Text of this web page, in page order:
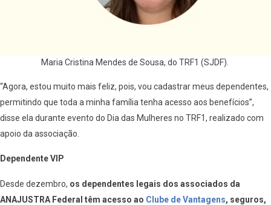
Maria Cristina Mendes de Sousa, do TRF1 (SJDF).
“Agora, estou muito mais feliz, pois, vou cadastrar meus dependentes,
permitindo que toda a minha família tenha acesso aos benefícios”,
disse ela durante evento do Dia das Mulheres no TRF1, realizado com
apoio da associação.
Dependente VIP
Desde dezembro, os dependentes legais dos associados da
ANAJUSTRA Federal têm acesso ao Clube de Vantagens, seguros,